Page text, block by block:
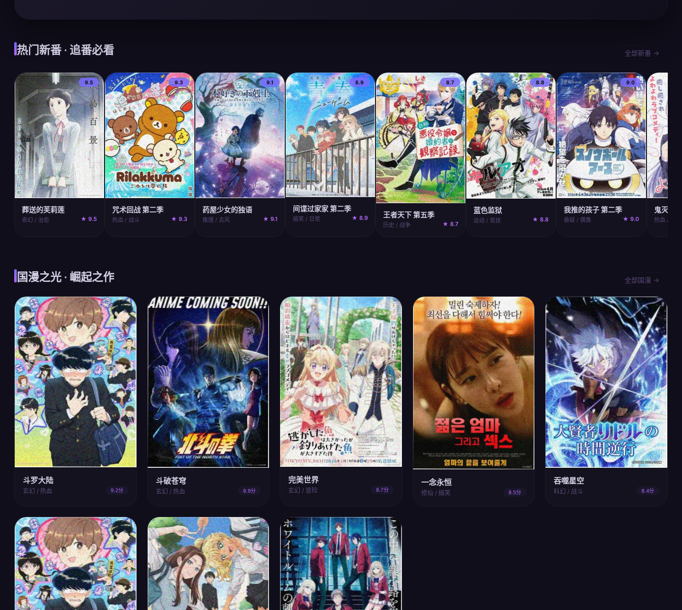
热门新番 · 追番必看 全部新番 →
9.5
葬送的芙莉莲
奇幻 / 治愈 ★ 9.5
9.3
咒术回战 第二季
热血 / 战斗 ★ 9.3
9.1
药屋少女的独语
推理 / 古风 ★ 9.1
8.9
间谍过家家 第二季
搞笑 / 日常 ★ 8.9
8.7
王者天下 第五季
历史 / 战争 ★ 8.7
8.8
蓝色监狱
运动 / 竞技 ★ 8.8
9.0
我推的孩子 第二季
悬疑 / 偶像 ★ 9.0
鬼灭之
热血 / 奇幻
国漫之光 · 崛起之作 全部国漫 →
斗罗大陆
玄幻 / 热血 9.2分
斗破苍穹
玄幻 / 热血 8.9分
完美世界
玄幻 / 冒险 8.7分
一念永恒
修仙 / 搞笑 8.5分
吞噬星空
科幻 / 战斗 8.4分